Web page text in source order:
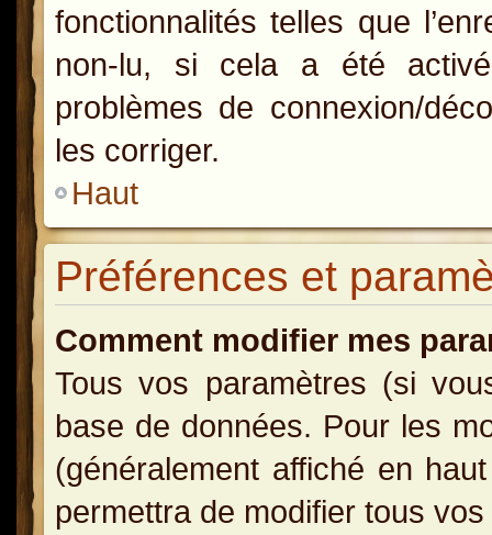
fonctionnalités telles que
non-lu, si cela a été
problèmes de connexion/
les corriger.
Haut
Préférences et
Comment modifier mes
Tous vos paramètres (si
base de données. Pour les
(généralement affiché en
permettra de modifier tous